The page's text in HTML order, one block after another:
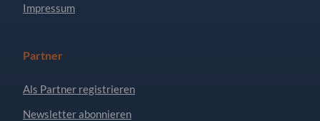
Impressum
Partner
Als Partner registrieren
Newsletter abonnieren